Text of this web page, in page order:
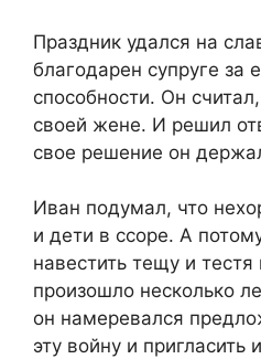
​Праздник удался на
благодарен супруге за
способности. Он
своей жене. И решил
свое решение он
​Иван подумал, что
и дети в ссоре. А
навестить тещу и
произошло несколько
он намеревался
эту войну и